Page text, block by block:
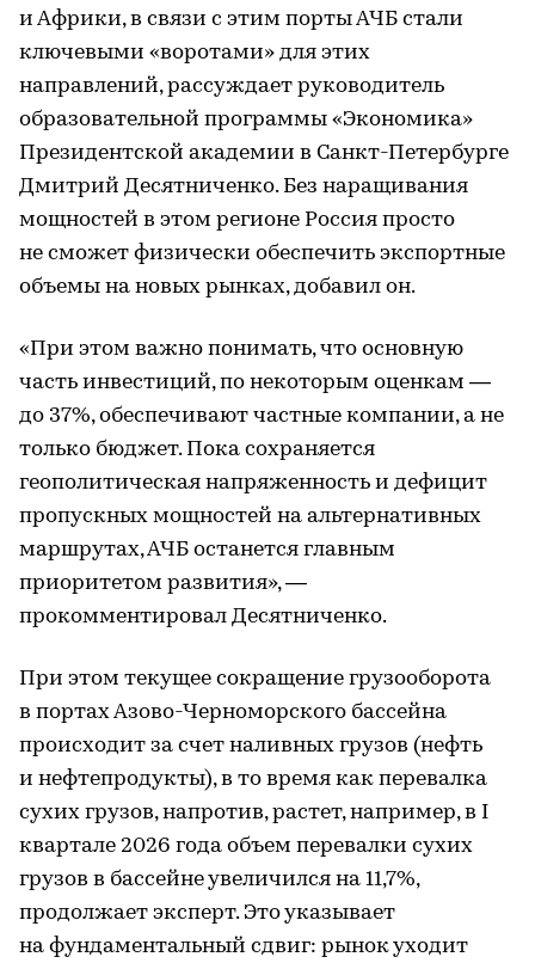
и Африки, в связи с этим порты АЧБ стали
ключевыми «воротами» для этих
направлений, рассуждает руководитель
образовательной программы «Экономика»
Президентской академии в Санкт-Петербурге
Дмитрий Десятниченко. Без наращивания
мощностей в этом регионе Россия просто
не сможет физически обеспечить экспортные
объемы на новых рынках, добавил он.
«При этом важно понимать, что основную
часть инвестиций, по некоторым оценкам —
до 37%, обеспечивают частные компании, а не
только бюджет. Пока сохраняется
геополитическая напряженность и дефицит
пропускных мощностей на альтернативных
маршрутах, АЧБ останется главным
приоритетом развития», —
прокомментировал Десятниченко.
При этом текущее сокращение грузооборота
в портах Азово-Черноморского бассейна
происходит за счет наливных грузов (нефть
и нефтепродукты), в то время как перевалка
сухих грузов, напротив, растет, например, в I
квартале 2026 года объем перевалки сухих
грузов в бассейне увеличился на 11,7%,
продолжает эксперт. Это указывает
на фундаментальный сдвиг: рынок уходит